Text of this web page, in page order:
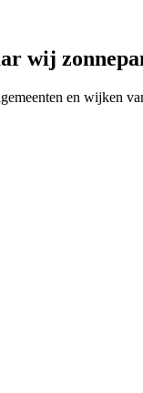
wij
en wijken